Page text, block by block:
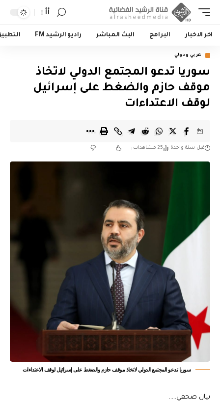
أأ
اخر الاخبار البرامج البث المباشر راديو الرشيد FM
عربي ودولي
سوريا تدعو المجتمع الدولي لاتخاذ
موقف حازم والضغط على إسرائيل
لوقف الاعتداءات
قبل سنة واحدة 25 مشاهدات
سوريا تدعو المجتمع الدولي لاتخاذ موقف حازم والضغط على إسرائيل لوقف الاعتداءات
بيان صحفي…..